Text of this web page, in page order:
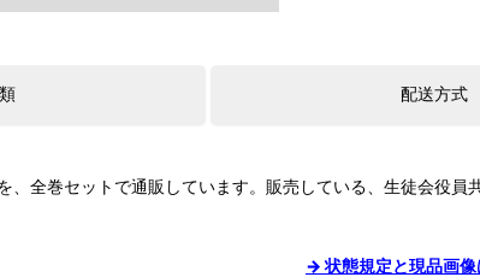
、全巻セットで通販しています。販売している、生徒会役
→ 状態規定と現品画